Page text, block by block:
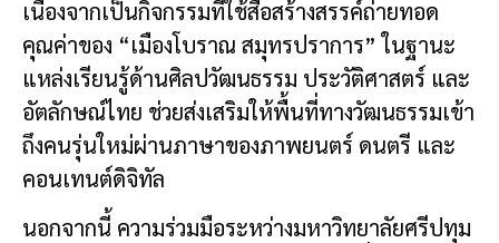
เนื่องจากเป็นกิจกรรมที่ใช้สื่อสร้างสรรค์ถ่ายทอด
คุณค่าของ “เมืองโบราณ สมุทรปราการ” ในฐานะ
แหล่งเรียนรู้ด้านศิลปวัฒนธรรม ประวัติศาสตร์ และ
อัตลักษณ์ไทย ช่วยส่งเสริมให้พื้นที่ทางวัฒนธรรมเข้า
ถึงคนรุ่นใหม่ผ่านภาษาของภาพยนตร์ ดนตรี และ
คอนเทนต์ดิจิทัล
นอกจากนี้ ความร่วมมือระหว่างมหาวิทยาลัยศรีปทุม